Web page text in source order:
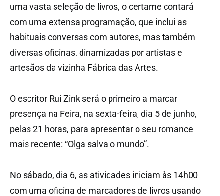
uma vasta seleção de livros, o certame contará
com uma extensa programação, que inclui as
habituais conversas com autores, mas também
diversas oficinas, dinamizadas por artistas e
artesãos da vizinha Fábrica das Artes.
O escritor Rui Zink será o primeiro a marcar
presença na Feira, na sexta-feira, dia 5 de junho,
pelas 21 horas, para apresentar o seu romance
mais recente: “Olga salva o mundo”.
No sábado, dia 6, as atividades iniciam às 14h00
com uma oficina de marcadores de livros usando